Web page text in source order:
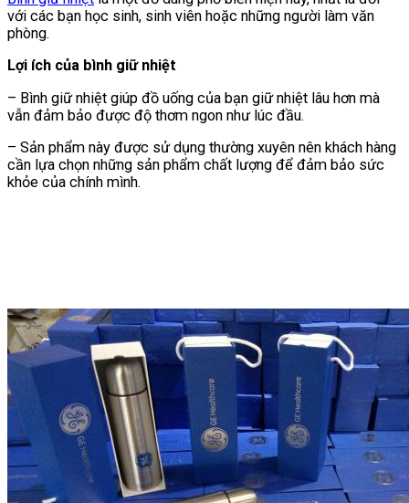
với các bạn học sinh, sinh viên hoặc những người làm văn
phòng.
Lợi ích của bình giữ nhiệt
– Bình giữ nhiệt giúp đồ uống của bạn giữ nhiệt lâu hơn mà
vẫn đảm bảo được độ thơm ngon như lúc đầu.
– Sản phẩm này được sử dụng thường xuyên nên khách hàng
cần lựa chọn những sản phẩm chất lượng để đảm bảo sức
khỏe của chính mình.